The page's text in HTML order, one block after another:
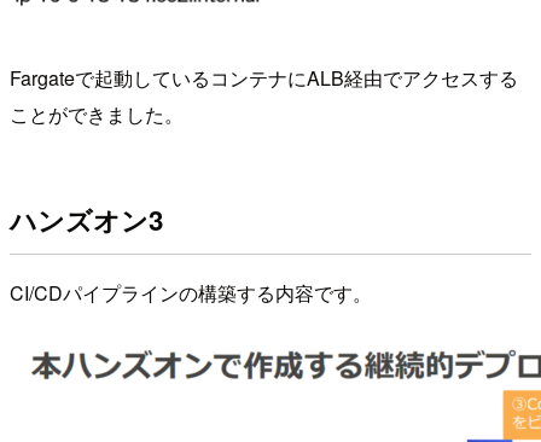
Fargateで起動しているコンテナにALB経由でアクセスする
ことができました。
ハンズオン3
CI/CDパイプラインの構築する内容です。